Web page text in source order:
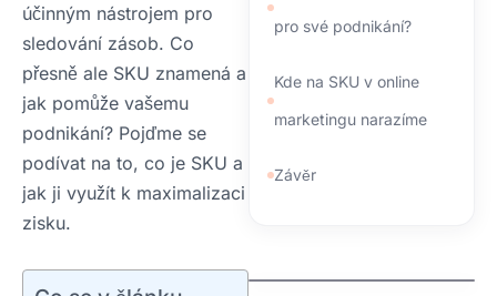
účinným nástrojem pro
sledování zásob. Co
přesně ale SKU znamená a
jak pomůže vašemu
podnikání? Pojďme se
podívat na to, co je SKU a
jak ji využít k maximalizaci
zisku.
pro své podnikání?
Kde na SKU v online
marketingu narazíme
Závěr